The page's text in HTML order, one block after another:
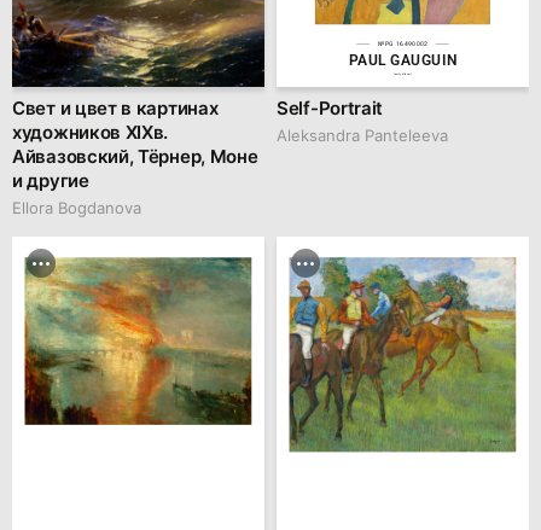
Свет и цвет в картинах
художников XIХв.
Айвазовский, Тёрнер, Моне
и другие
Ellora Bogdanova
№PG 16490002
PAUL GAUGUIN
Self-Portrait
Aleksandra Panteleeva